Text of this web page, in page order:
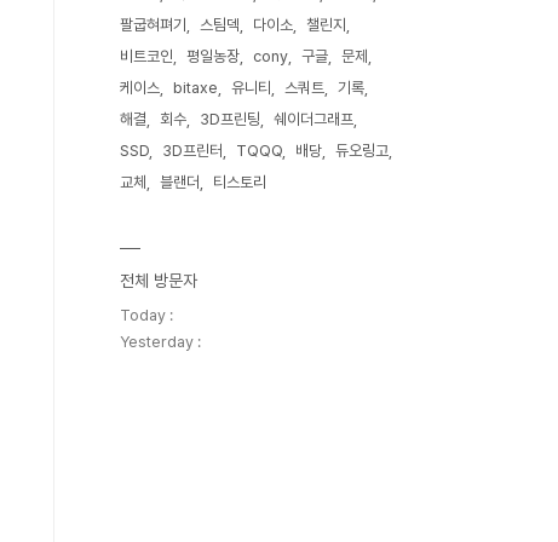
팔굽혀펴기
스팀덱 다이소
챌린지
비트코인
평일농장 cony 구글
문제
케이스
bitaxe 유니티 스쿼트
기록
해결
회수 3D프린팅
쉐이더그래프
SSD
3D프린터 TQQQ 배당
듀오링고
교체
블랜더 티스토리
전체 방문자
Today :
Yesterday :